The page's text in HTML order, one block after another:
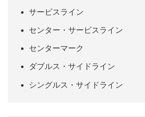
サービスライン
センター・サービスライン
センターマーク
ダブルス・サイドライン
シングルス・サイドライン